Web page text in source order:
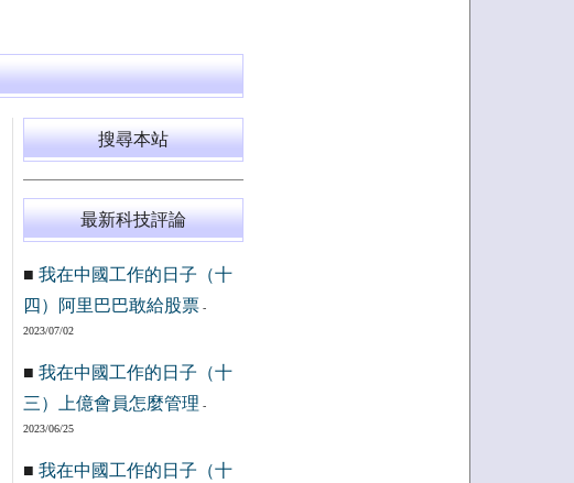
搜尋本站
最新科技評論
■ 我在中國工作的日子（十
四）阿里巴巴敢給股票-
2023/07/02
■ 我在中國工作的日子（十
三）上億會員怎麼管理 -
2023/06/25
■ 我在中國工作的日子（十